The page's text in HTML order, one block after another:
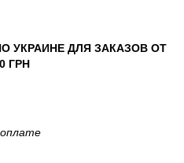
УКРАИНЕ ДЛЯ ЗАКАЗОВ ОТ
ГРН